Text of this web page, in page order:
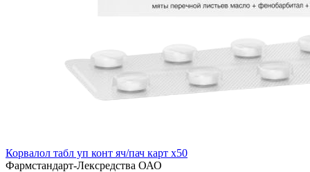
Корвалол табл уп конт яч/пач карт x50
Фармстандарт-Лексредства ОАО